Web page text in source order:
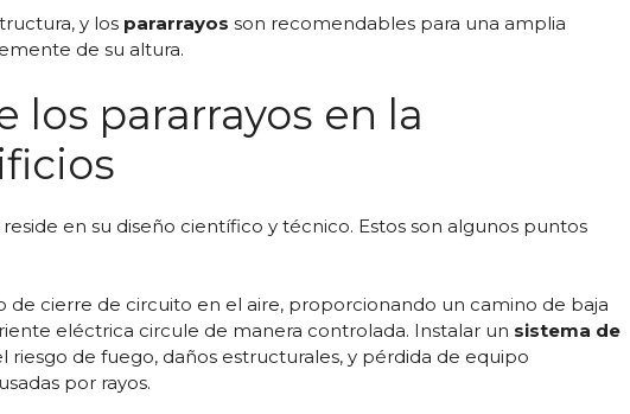
y los pararrayos son recomendables para una amplia
de su altura.
los pararrayos en la
reside en su diseño científico y técnico. Estos son algunos puntos
de cierre de circuito en el aire, proporcionando un camino de baja
eléctrica circule de manera controlada. Instalar un sistema de
riesgo de fuego, daños estructurales, y pérdida de equipo
por rayos.